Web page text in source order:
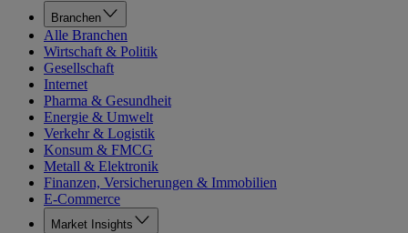
Branchen
Alle Branchen
Wirtschaft & Politik
Gesellschaft
Internet
Pharma & Gesundheit
Energie & Umwelt
Verkehr & Logistik
Konsum & FMCG
Metall & Elektronik
Finanzen, Versicherungen & Immobilien
E-Commerce
Market Insights